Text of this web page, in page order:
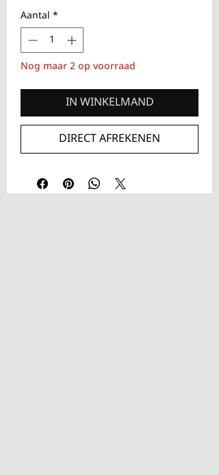
Aantal*
Nog maar 2 op voorraad
IN WINKELMAND
DIRECT AFREKENEN